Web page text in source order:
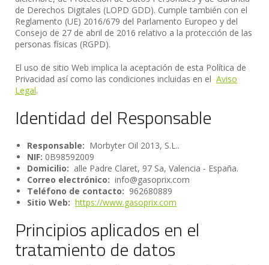
de Derechos Digitales (LOPD GDD). Cumple también con el
Reglamento (UE) 2016/679 del Parlamento Europeo y del
Consejo de 27 de abril de 2016 relativo a la protección de las
personas físicas (RGPD).
El uso de sitio Web implica la aceptación de esta Política de
Privacidad así como las condiciones incluidas en el Aviso
Legal.
Identidad del Responsable
Responsable: Morbyter Oil 2013, S.L..
NIF: 0B98592009
Domicilio: alle Padre Claret, 97 Sa, Valencia - España.
Correo electrónico: info@gasoprix.com
Teléfono de contacto: 962680889
Sitio Web: https://www.gasoprix.com
Principios aplicados en el
tratamiento de datos